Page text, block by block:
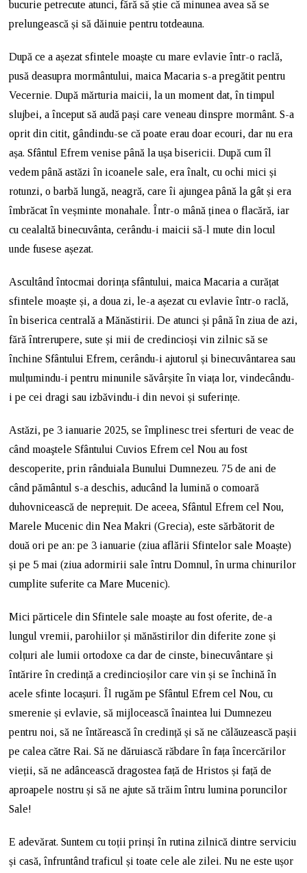
bucurie petrecute atunci, fără să știe că minunea avea să se
prelungească și să dăinuie pentru totdeauna.
După ce a așezat sfintele moaște cu mare evlavie într-o raclă,
pusă deasupra mormântului, maica Macaria s-a pregătit pentru
Vecernie. După mărturia maicii, la un moment dat, în timpul
slujbei, a început să audă pași care veneau dinspre mormânt. S-a
oprit din citit, gândindu-se că poate erau doar ecouri, dar nu era
așa. Sfântul Efrem venise până la ușa bisericii. După cum îl
vedem până astăzi în icoanele sale, era înalt, cu ochi mici și
rotunzi, o barbă lungă, neagră, care îi ajungea până la gât și era
îmbrăcat în veșminte monahale. Într-o mână ținea o flacără, iar
cu cealaltă binecuvânta, cerându-i maicii să-l mute din locul
unde fusese așezat.
Ascultând întocmai dorința sfântului, maica Macaria a curățat
sfintele moaște și, a doua zi, le-a așezat cu evlavie într-o raclă,
în biserica centrală a Mănăstirii. De atunci și până în ziua de azi,
fără întrerupere, sute și mii de credincioși vin zilnic să se
închine Sfântului Efrem, cerându-i ajutorul și binecuvântarea sau
mulțumindu-i pentru minunile săvârșite în viața lor, vindecându-
i pe cei dragi sau izbăvindu-i din nevoi și suferințe.
Astăzi, pe 3 ianuarie 2025, se împlinesc trei sferturi de veac de
când moaştele Sfântului Cuvios Efrem cel Nou au fost
descoperite, prin rânduiala Bunului Dumnezeu. 75 de ani de
când pământul s-a deschis, aducând la lumină o comoară
duhovnicească de neprețuit. De aceea, Sfântul Efrem cel Nou,
Marele Mucenic din Nea Makri (Grecia), este sărbătorit de
două ori pe an: pe 3 ianuarie (ziua aflării Sfintelor sale Moaște)
și pe 5 mai (ziua adormirii sale întru Domnul, în urma chinurilor
cumplite suferite ca Mare Mucenic).
Mici părticele din Sfintele sale moaște au fost oferite, de-a
lungul vremii, parohiilor și mănăstirilor din diferite zone și
colțuri ale lumii ortodoxe ca dar de cinste, binecuvântare și
întărire în credință a credincioșilor care vin și se închină în
acele sfinte locașuri. Îl rugăm pe Sfântul Efrem cel Nou, cu
smerenie și evlavie, să mijlocească înaintea lui Dumnezeu
pentru noi, să ne întărească în credință și să ne călăuzească pașii
pe calea către Rai. Să ne dăruiască răbdare în fața încercărilor
vieții, să ne adâncească dragostea față de Hristos și față de
aproapele nostru și să ne ajute să trăim întru lumina poruncilor
Sale!
E adevărat. Suntem cu toții prinși în rutina zilnică dintre serviciu
și casă, înfruntând traficul și toate cele ale zilei. Nu ne este ușor